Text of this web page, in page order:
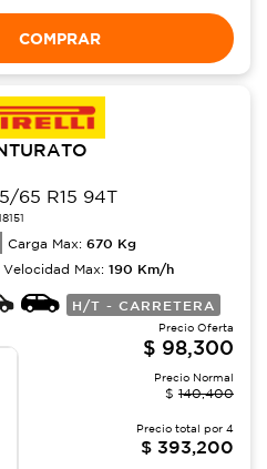
COMPRAR
65 R15 94T
Carga Max: 670 Kg
Velocidad Max: 190 Km/h
H/T - CARRETERA
Precio Oferta
$ 98,300
Precio Normal
$ 140,400
Precio total por 4
$ 393,200